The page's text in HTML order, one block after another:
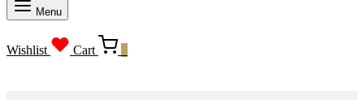
Menu
Wishlist Cart